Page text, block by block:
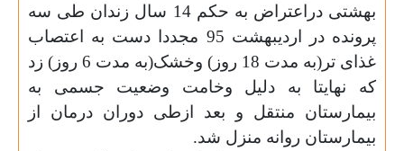
بهشتی دراعتراض به حکم 14 سال زندان طی سه
پرونده در اردیبهشت 95 مجددا دست به اعتصاب
غذای تر(به مدت 18 روز) وخشک(به مدت 6 روز) زد
که نهایتا به دلیل وخامت وضعیت جسمی به
بیمارستان منتقل و بعد ازطی دوران درمان از
بیمارستان روانه منزل شد.